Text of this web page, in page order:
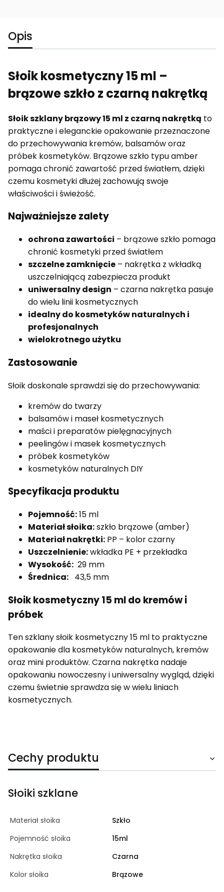
Opis
Słoik kosmetyczny 15 ml –
brązowe szkło z czarną nakrętką
Słoik szklany brązowy 15 ml z czarną nakrętką to
praktyczne i eleganckie opakowanie przeznaczone
do przechowywania kremów, balsamów oraz
próbek kosmetyków. Brązowe szkło typu amber
pomaga chronić zawartość przed światłem, dzięki
czemu kosmetyki dłużej zachowują swoje
właściwości i świeżość.
Najważniejsze zalety
ochrona zawartości – brązowe szkło pomaga
chronić kosmetyki przed światłem
szczelne zamknięcie – nakrętka z wkładką
uszczelniającą zabezpiecza produkt
uniwersalny design – czarna nakrętka pasuje
do wielu linii kosmetycznych
idealny do kosmetyków naturalnych i
profesjonalnych
wielokrotnego użytku
Zastosowanie
Słoik doskonale sprawdzi się do przechowywania:
kremów do twarzy
balsamów i maseł kosmetycznych
maści i preparatów pielęgnacyjnych
peelingów i masek kosmetycznych
próbek kosmetyków
kosmetyków naturalnych DIY
Specyfikacja produktu
Pojemność:15 ml
Materiał słoika:szkło brązowe (amber)
Materiał nakrętki: PP – kolor czarny
Uszczelnienie:wkładka PE + przekładka
Wysokość: 29 mm
Średnica: 43,5 mm
Słoik kosmetyczny 15 ml do kremów i
próbek
Ten szklany słoik kosmetyczny 15 ml to praktyczne
opakowanie dla kosmetyków naturalnych, kremów
oraz mini produktów. Czarna nakrętka nadaje
opakowaniu nowoczesny i uniwersalny wygląd, dzięki
czemu świetnie sprawdza się w wielu liniach
kosmetycznych.
Cechy produktu
Słoiki szklane
Materiał słoika
Szkło
Pojemność słoika
15ml
Nakrętka słoika
Czarna
Kolor słoika
Brązowe